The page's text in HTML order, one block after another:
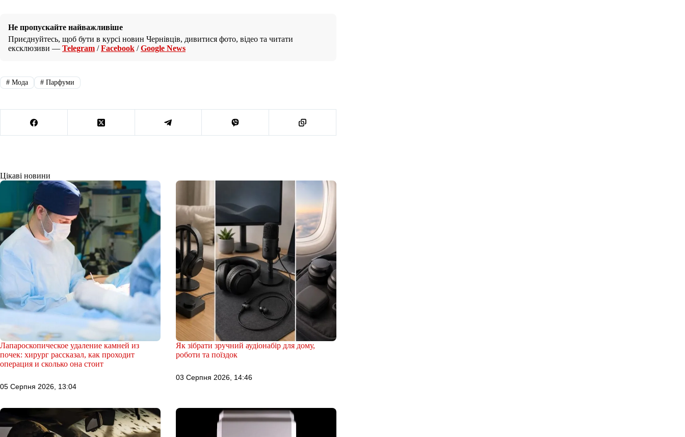
Не пропускайте найважливіше
Приєднуйтесь, щоб бути в курсі новин Чернівців, дивитися фото, відео та читати
ексклюзиви — Telegram /Facebook /Google News
#Мода #Парфуми
Цікаві новини
Лапароскопическое удаление камней из
почек: хирург рассказал, как проходит
операция и сколько она стоит
05 Серпня 2026, 13:04
Як зібрати зручний аудіонабір для дому,
роботи та поїздок
03 Серпня 2026, 14:46